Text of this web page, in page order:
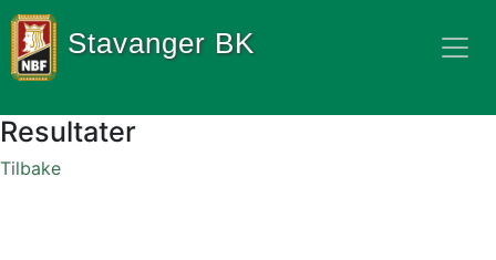
Stavanger BK
Resultater
Tilbake